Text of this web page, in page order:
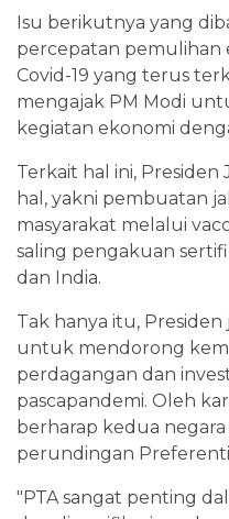
Isu berikutnya yang
percepatan pemulihan
Covid-19 yang terus
mengajak PM Modi
kegiatan ekonomi
Terkait hal ini,
hal, yakni pembuatan
masyarakat melalui
saling pengakuan
dan India.
Tak hanya itu,
untuk mendorong
perdagangan dan
pascapandemi. Oleh
berharap kedua
perundingan
"PTA sangat penting